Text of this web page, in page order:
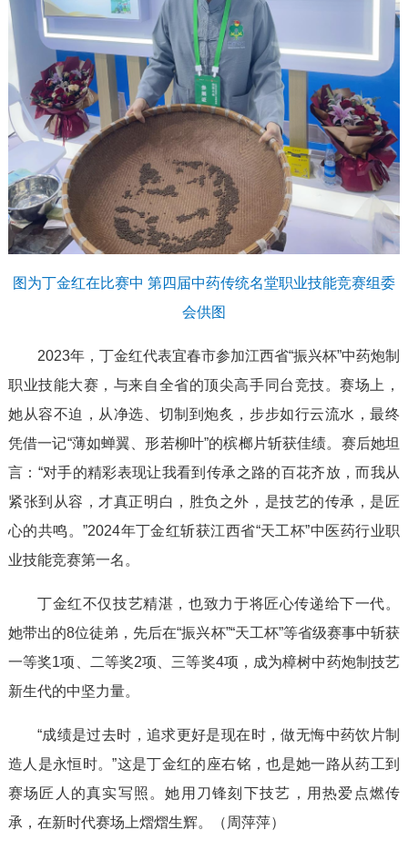
图为丁金红在比赛中 第四届中药传统名堂职业技能竞赛组委
会供图
2023年，丁金红代表宜春市参加江西省“振兴杯”中药炮制
职业技能大赛，与来自全省的顶尖高手同台竞技。赛场上，
她从容不迫，从净选、切制到炮炙，步步如行云流水，最终
凭借一记“薄如蝉翼、形若柳叶”的槟榔片斩获佳绩。赛后她坦
言：“对手的精彩表现让我看到传承之路的百花齐放，而我从
紧张到从容，才真正明白，胜负之外，是技艺的传承，是匠
心的共鸣。”2024年丁金红斩获江西省“天工杯”中医药行业职
业技能竞赛第一名。
丁金红不仅技艺精湛，也致力于将匠心传递给下一代。
她带出的8位徒弟，先后在“振兴杯”“天工杯”等省级赛事中斩获
一等奖1项、二等奖2项、三等奖4项，成为樟树中药炮制技艺
新生代的中坚力量。
“成绩是过去时，追求更好是现在时，做无悔中药饮片制
造人是永恒时。”这是丁金红的座右铭，也是她一路从药工到
赛场匠人的真实写照。她用刀锋刻下技艺，用热爱点燃传
承，在新时代赛场上熠熠生辉。（周萍萍）